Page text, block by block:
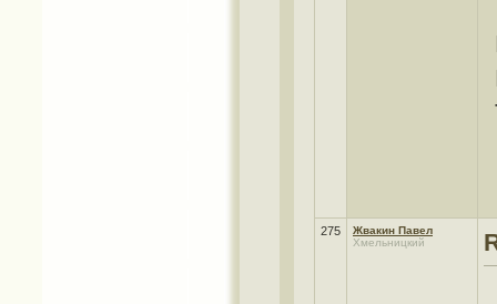
275
Жвакин Павел
Хмельницкий